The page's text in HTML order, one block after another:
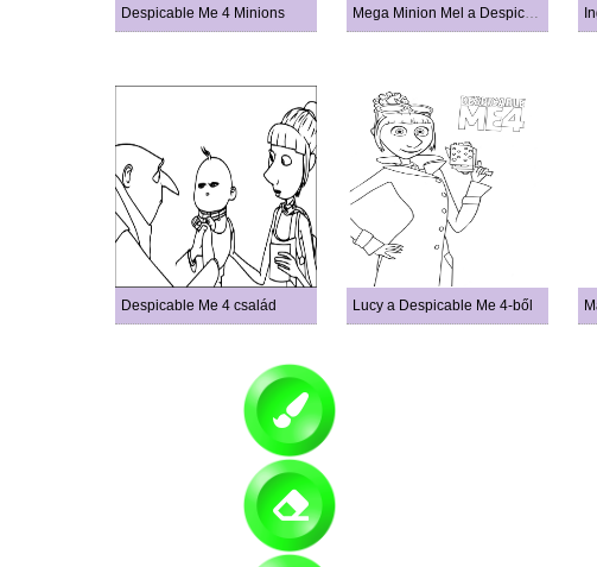
Despicable Me 4 Minions Mega Minion Mel a Despicable Me 4-ből
Despicable Me 4 család Lucy a Despicable Me 4-ből